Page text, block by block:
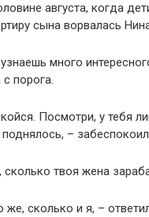
августа, когда
сына ворвалась
много
порога.
Посмотри, у тебя
–
твоя жена
же, сколько и я, –